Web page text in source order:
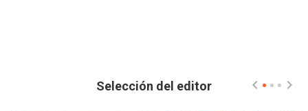
Selección del editor